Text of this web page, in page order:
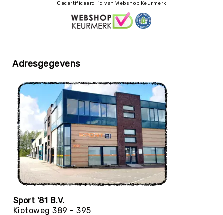
Rugby
Scouting/Outdoor
Sporten
Spikeball
Squash
Steppen
Tafeltennis
Tafelvoetbal
Tchoukbal
Tchouks
Gecertificeerd lid van Webshop Keurmerk
Adresgegevens
Sport '81 B.V.
Kiotoweg 389 - 395